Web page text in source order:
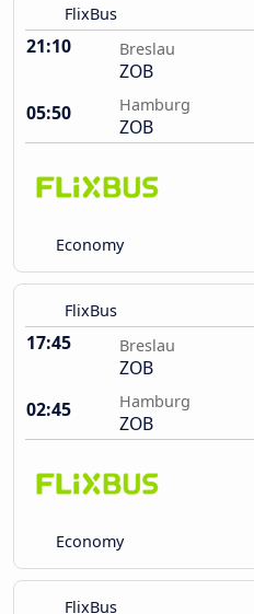
FlixBus
21:10 Breslau
ZOB
05:50
Hamburg
ZOB
Economy
FlixBus
17:45 Breslau
ZOB
02:45
Hamburg
ZOB
Economy
FlixBus